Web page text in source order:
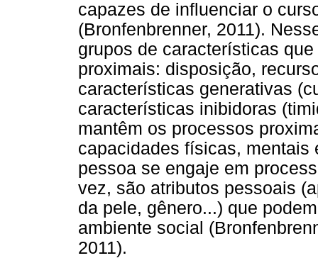
capazes de influenciar o
(Bronfenbrenner, 2011).
grupos de características
proximais: disposição,
características generativas
características inibidoras
mantêm os processos
capacidades físicas, mentais
pessoa se engaje em
vez, são atributos pessoais
da pele, gênero...) que
ambiente social
2011).